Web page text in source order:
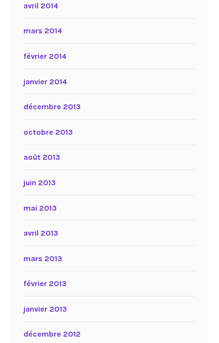
avril 2014
mars 2014
février 2014
janvier 2014
décembre 2013
octobre 2013
août 2013
juin 2013
mai 2013
avril 2013
mars 2013
février 2013
janvier 2013
décembre 2012